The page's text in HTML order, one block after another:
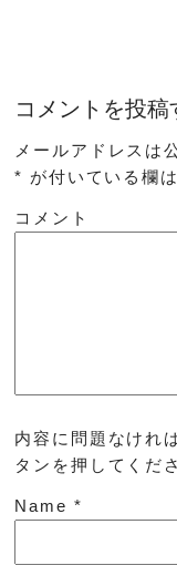
コメントを投稿
メールアドレスは
* が付いている欄
コメント
内容に問題なけれ
タンを押してくだ
Name *